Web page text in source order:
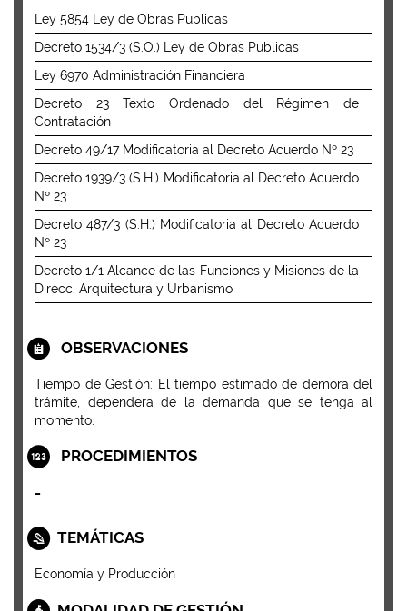
Ley 5854 Ley de Obras Publicas
Decreto 1534/3 (S.O.) Ley de Obras Publicas
Ley 6970 Administración Financiera
Decreto 23 Texto Ordenado del Régimen de
Contratación
Decreto 49/17 Modificatoria al Decreto Acuerdo Nº 23
Decreto 1939/3 (S.H.) Modificatoria al Decreto Acuerdo
Nº 23
Decreto 487/3 (S.H.) Modificatoria al Decreto Acuerdo
Nº 23
Decreto 1/1 Alcance de las Funciones y Misiones de la
Direcc. Arquitectura y Urbanismo
OBSERVACIONES
Tiempo de Gestión: El tiempo estimado de demora del
trámite, dependera de la demanda que se tenga al
momento.
PROCEDIMIENTOS
-
TEMÁTICAS
Economía y Producción